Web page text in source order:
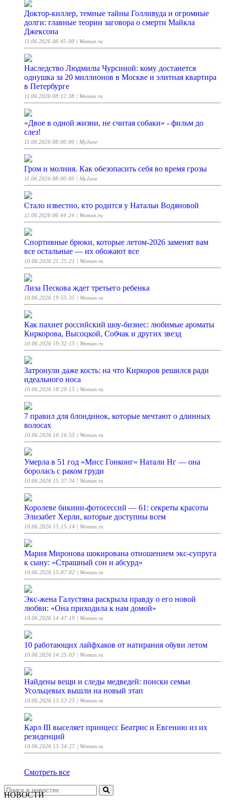
Доктор-киллер, темные тайны Голливуда и огромные
долги: главные теории заговора о смерти Майкла
Джексона
11.06.2026 08:45:00 | Woman.ru
Наследство Людмилы Чурсиной: кому достанется
однушка за 20 миллионов в Москве и элитная квартира
в Петербурге
11.06.2026 08:12:38 | Woman.ru
«Двое в одной жизни, не считая собаки» - фильм до
слез!
11.06.2026 08:00:00 | MyJane
Гром и молния. Как обезопасить себя во время грозы
11.06.2026 08:00:00 | MyJane
Стало известно, кто родится у Натальи Водяновой
11.06.2026 06:44:24 | Woman.ru
Спортивные брюки, которые летом-2026 заменят вам
все остальные — их обожают все
10.06.2026 21:25:21 | Woman.ru
Лиза Пескова ждет третьего ребенка
10.06.2026 19:55:35 | Woman.ru
Как пахнет российский шоу-бизнес: любимые ароматы
Киркорова, Высоцкой, Собчак и других звезд
10.06.2026 19:32:15 | Woman.ru
Затронули даже кость: на что Киркоров решился ради
идеального носа
10.06.2026 18:29:15 | Woman.ru
7 правил для блондинок, которые мечтают о длинных
волосах
10.06.2026 16:16:55 | Woman.ru
Умерла в 51 год «Мисс Гонконг» Натали Нг — она
боролась с раком груди
10.06.2026 15:37:34 | Woman.ru
Королеве бикини-фотосессий — 61: секреты красоты
Элизабет Херли, которые доступны всем
10.06.2026 15:15:14 | Woman.ru
Мария Миронова шокирована отношением экс-супруга
к сыну: «Страшный сон и абсурд»
10.06.2026 15:07:02 | Woman.ru
Экс-жена Галустяна раскрыла правду о его новой
любви: «Она приходила к нам домой»
10.06.2026 14:47:19 | Woman.ru
10 работающих лайфхаков от натирания обуви летом
10.06.2026 14:25:03 | Woman.ru
Найдены вещи и следы медведей: поиски семьи
Усольцевых вышли на новый этап
10.06.2026 13:53:25 | Woman.ru
Карл III выселяет принцесс Беатрис и Евгению из их
резиденций
10.06.2026 13:34:27 | Woman.ru
Смотреть все
НОВОСТИ